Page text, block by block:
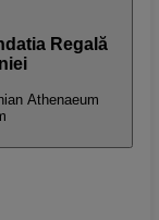
Regală
Athenaeum